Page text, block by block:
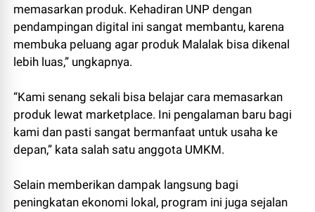
memasarkan produk. Kehadiran UNP dengan
pendampingan digital ini sangat membantu, karena
membuka peluang agar produk Malalak bisa dikenal
lebih luas,” ungkapnya.
“Kami senang sekali bisa belajar cara memasarkan
produk lewat marketplace. Ini pengalaman baru bagi
kami dan pasti sangat bermanfaat untuk usaha ke
depan,” kata salah satu anggota UMKM.
Selain memberikan dampak langsung bagi
peningkatan ekonomi lokal, program ini juga sejalan